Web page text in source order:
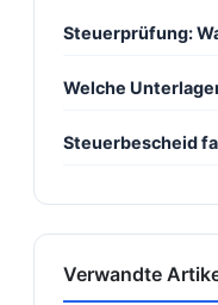
Steuerprüfung:
Welche
Steuerbescheid
Verwandte